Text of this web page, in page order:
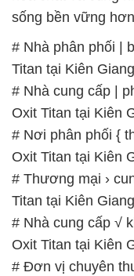
sống bền vững
# Nhà phân phối |
Titan tại Kiên Giang
# Nhà cung cấp |
Oxit Titan tại Kiên
# Nơi phân phối {
Oxit Titan tại Kiên
# Thương mại ›
Titan tại Kiên Giang
# Nhà cung cấp √
Oxit Titan tại Kiên
# Đơn vị chuyên